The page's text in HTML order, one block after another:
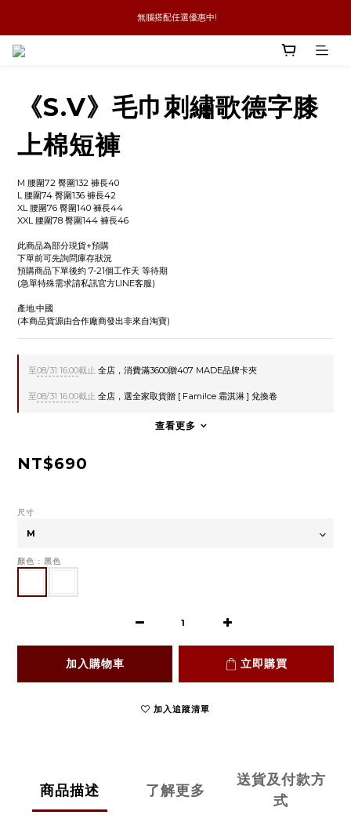
新品優惠任兩件8折
無腦搭配任選優惠中!
《S.V》毛巾刺繡歌德字膝
上棉短褲
M 腰圍72 臀圍132 褲長40
L 腰圍74 臀圍136 褲長42
XL 腰圍76 臀圍140 褲長44
XXL 腰圍78 臀圍144 褲長46
此商品為部分現貨+預購
下單前可先詢問庫存狀況
預購商品下單後約 7-21個工作天 等待期
(急單特殊需求請私訊官方LINE客服)
產地:中國
(本商品貨源由合作廠商發出非來自淘寶)
至08/31 16:00截止 全店，消費滿3600贈407 MADE品牌卡夾
至08/31 16:00截止 全店，選全家取貨贈 [ Fami!ce 霜淇淋 ] 兌換卷
查看更多
NT$690
尺寸
顏色 : 黑色
加入購物車 立即購買
加入追蹤清單
商品描述 了解更多
送貨及付款方
式